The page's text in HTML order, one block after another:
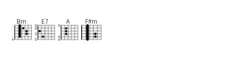
Bm E7 A F#m